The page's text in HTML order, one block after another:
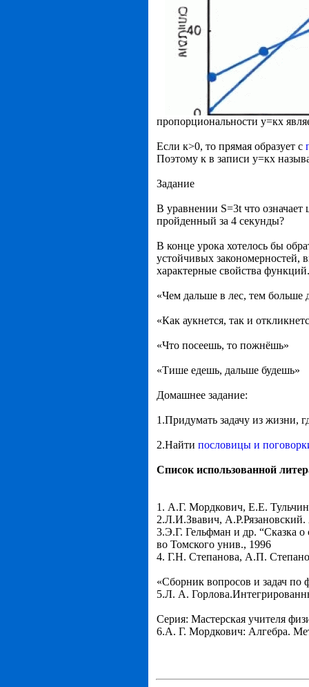
пропорциональности у=кх
Если к>0, то прямая образует с
Поэтому к в записи у=кх
Задание
В уравнении S=3t что
пройденный за 4 секунды?
В конце урока хотелось бы
устойчивых
характерные свойства
«Чем дальше в лес, тем больше
«Как аукнется, так и
«Что посеешь, то пожнёшь»
«Тише едешь, дальше будешь»
Домашнее задание:
1.Придумать задачу из жизни,
2.Найти пословицы и
Список использованной
1. А.Г. Мордкович, Е.Е.
2.Л.И.Звавич, А.Р.Рязановский.
3.Э.Г. Гельфман и др. “Сказка
во Томского унив., 1996
4. Г.Н. Степанова, А.П.
«Сборник вопросов и задач
5.Л. А.
Серия: Мастерская учителя
6.А. Г. Мордкович: Алгебра.